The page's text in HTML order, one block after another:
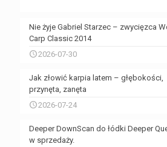
Nie żyje Gabriel Starzec – zwycięzca
Carp Classic 2014
2026-07-30
Jak złowić karpia latem – głębokości,
przynęta, zanęta
2026-07-24
Deeper DownScan do łódki Deeper
w sprzedaży.